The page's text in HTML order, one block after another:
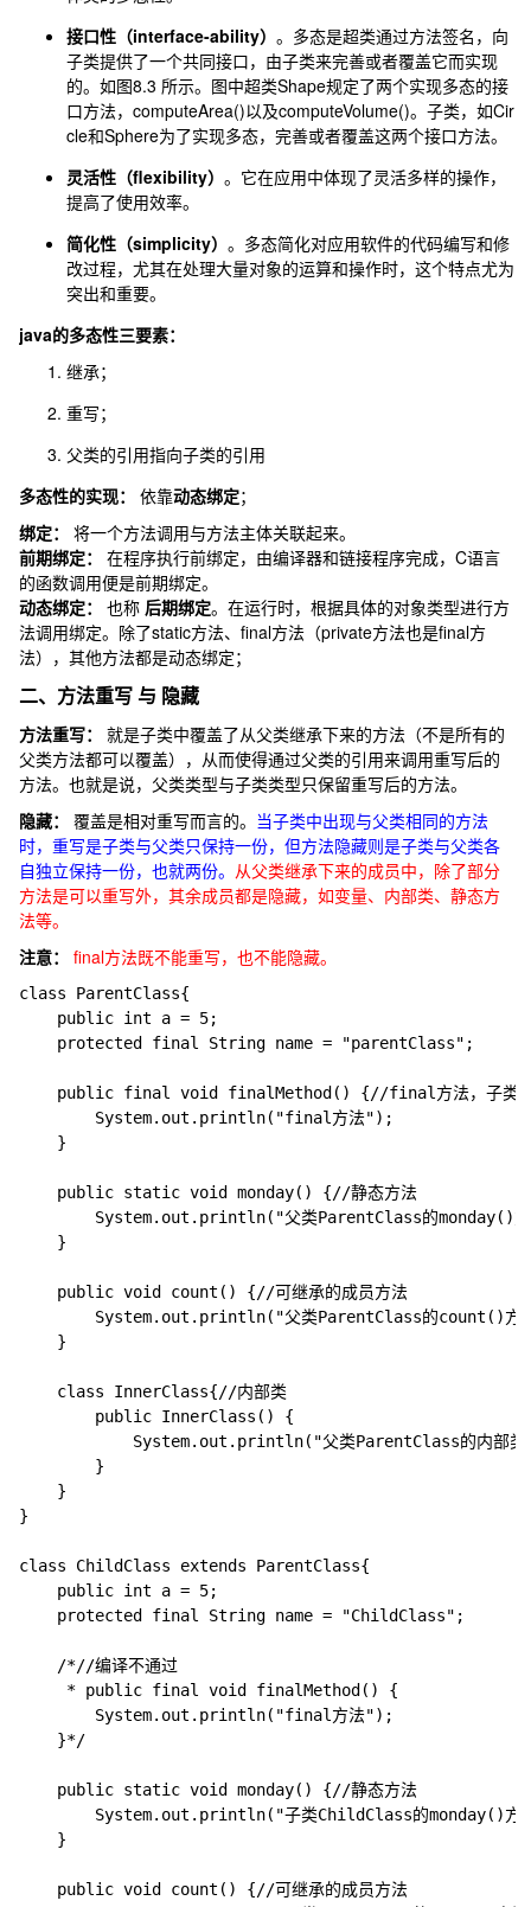
接口性（interface-ability）。多态是超类通过方法签名，向
子类提供了一个共同接口，由子类来完善或者覆盖它而实现
的。如图8.3 所示。图中超类Shape规定了两个实现多态的接
口方法，computeArea()以及computeVolume()。子类，如Cir
cle和Sphere为了实现多态，完善或者覆盖这两个接口方法。
灵活性（flexibility）。它在应用中体现了灵活多样的操作，
提高了使用效率。
简化性（simplicity）。多态简化对应用软件的代码编写和修
改过程，尤其在处理大量对象的运算和操作时，这个特点尤为
突出和重要。
java的多态性三要素：
继承；
重写；
父类的引用指向子类的引用
多态性的实现：
依靠动态绑定；
绑定：
将一个方法调用与方法主体关联起来。
前期绑定：
在程序执行前绑定，由编译器和链接程序完成，C语言
的函数调用便是前期绑定。
动态绑定：
也称 后期绑定。在运行时，根据具体的对象类型进行方
法调用绑定。除了static方法、final方法（private方法也是final方
法），其他方法都是动态绑定；
二、方法重写 与 隐藏
方法重写：
就是子类中覆盖了从父类继承下来的方法（不是所有的
父类方法都可以覆盖），从而使得通过父类的引用来调用重写后的
方法。也就是说，父类类型与子类类型只保留重写后的方法。
隐藏：
覆盖是相对重写而言的。 当子类中出现与父类相同的方法
时，重写是子类与父类只保持一份，但方法隐藏则是子类与父类各
自独立保持一份，也就两份。 从父类继承下来的成员中，除了部分
方法是可以重写外，其余成员都是隐藏，如变量、内部类、静态方
法等。
注意：
final方法既不能重写，也不能隐藏。
class ParentClass{
}
class ChildClass extends ParentClass{